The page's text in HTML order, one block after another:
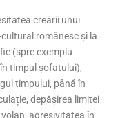
creării unui
românesc și la
(spre exemplu
timpul șofatului),
timpului, până în
depășirea limitei
agresivitatea în